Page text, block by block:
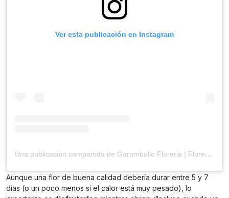
Ver esta publicación en Instagram
Una publicación compartida de Garambullo Floreria | Flores a domicilio | (@garambullofloreria)
Aunque una flor de buena calidad debería durar entre 5 y 7
días (o un poco menos si el calor está muy pesado), lo